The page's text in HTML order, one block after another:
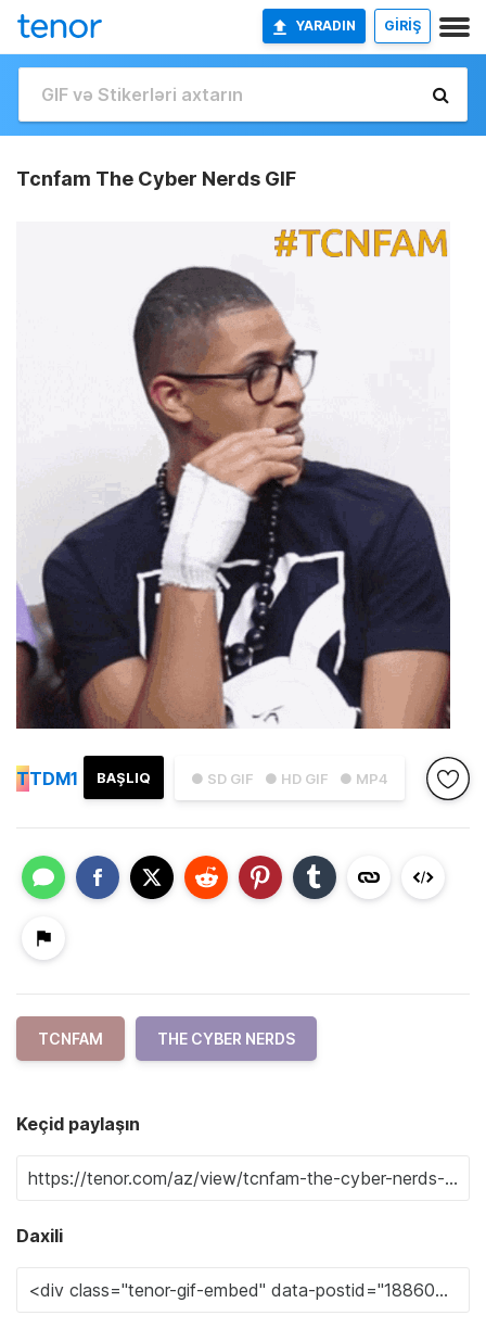
YARADIN GİRİŞ
Tcnfam The Cyber Nerds GIF
● SD GIF ● HD GIF ● MP4
BAŞLIQ
TTDM1
TCNFAM THE CYBER NERDS
Keçid paylaşın
Daxili